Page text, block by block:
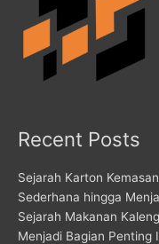
Recent Posts
Sejarah Karton
Sederhana hingga
Sejarah Makanan
Menjadi Bagian Penting